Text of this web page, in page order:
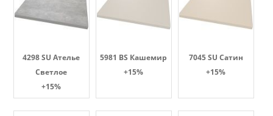
4298 SU Ателье
Светлое
+15%
5981 BS Кашемир
+15%
7045 SU Сатин
+15%